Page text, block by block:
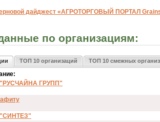
дайджест «АГРОТОРГОВЫЙ ПОРТАЛ
по организациям:
ТОП 10 организаций ТОП 10 смежных
ГРУПП"